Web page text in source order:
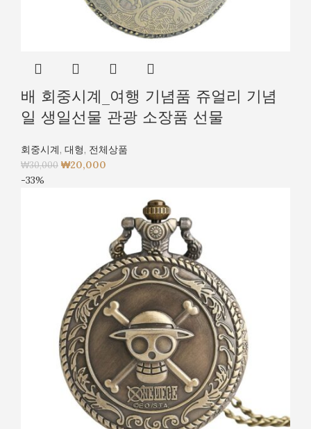
배 회중시계_여행 기념품 쥬얼리 기념
일 생일선물 관광 소장품 선물
회중시계, 대형, 전체상품
₩30,000 ₩20,000
-33%